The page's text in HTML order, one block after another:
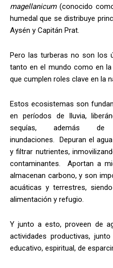
magellanicum(conocido
humedal que se distribuye
Aysén y Capitán Prat.
Pero las turberas no son los
tanto en el mundo como en
que cumplen roles clave en la
Estos ecosistemas son
en períodos de lluvia,
sequías, además
inundaciones. Depuran el
y filtrar nutrientes,
contaminantes. Aportan a
almacenan carbono, y son
acuáticas y terrestres,
alimentación y refugio.
Y junto a esto, proveen de
actividades productivas,
educativo, espiritual, de